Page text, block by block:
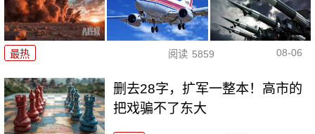
最热 阅读 5859 08-06
删去28字，扩军一整本！高市的
把戏骗不了东大